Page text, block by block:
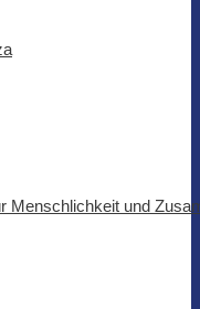
Menschlichkeit und